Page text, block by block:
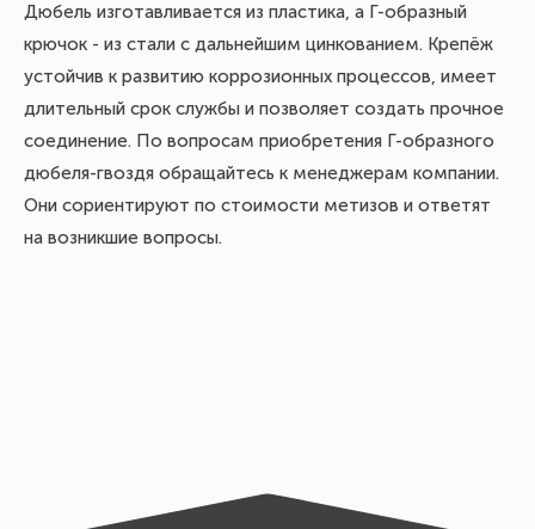
Дюбель изготавливается из пластика, а Г-образный
крючок - из стали с дальнейшим цинкованием. Крепёж
устойчив к развитию коррозионных процессов, имеет
длительный срок службы и позволяет создать прочное
соединение. По вопросам приобретения Г-образного
дюбеля-гвоздя обращайтесь к менеджерам компании.
Они сориентируют по стоимости метизов и ответят
на возникшие вопросы.